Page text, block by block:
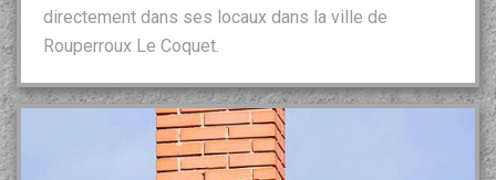
directement dans ses locaux dans la ville de
Rouperroux Le Coquet.